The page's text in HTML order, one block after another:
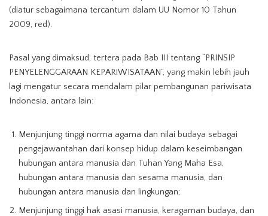
(diatur sebagaimana tercantum dalam UU Nomor 10 Tahun
2009, red).
Pasal yang dimaksud, tertera pada Bab III tentang “PRINSIP
PENYELENGGARAAN KEPARIWISATAAN”, yang makin lebih jauh
lagi mengatur secara mendalam pilar pembangunan pariwisata
Indonesia, antara lain:
Menjunjung tinggi norma agama dan nilai budaya sebagai
pengejawantahan dari konsep hidup dalam keseimbangan
hubungan antara manusia dan Tuhan Yang Maha Esa,
hubungan antara manusia dan sesama manusia, dan
hubungan antara manusia dan lingkungan;
Menjunjung tinggi hak asasi manusia, keragaman budaya, dan